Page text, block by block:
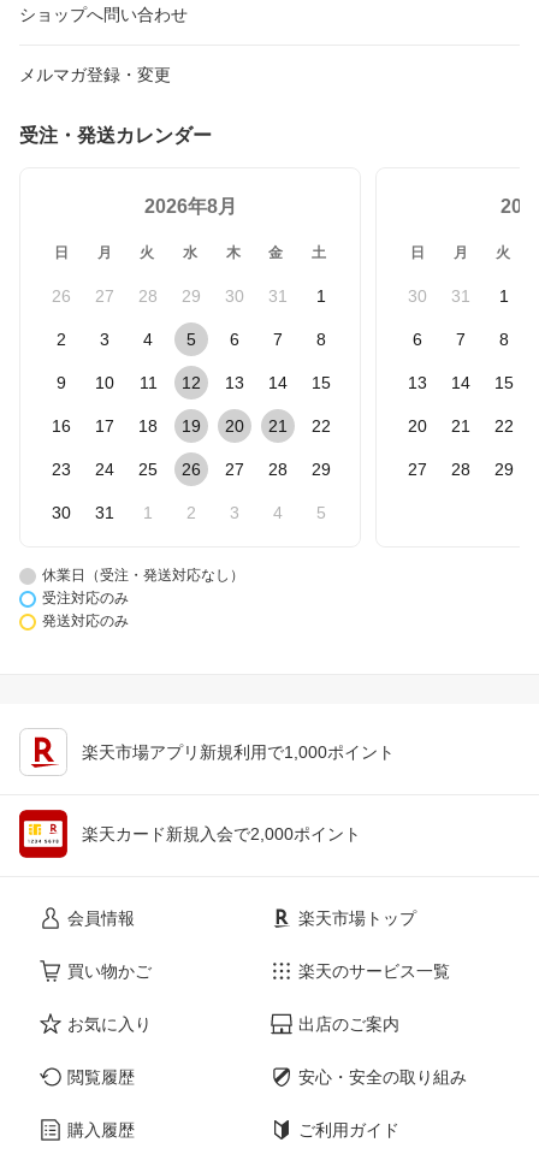
ショップへ問い合わせ
メルマガ登録・変更
受注・発送カレンダー
2026年8月
日 月 火 水 木 金 土
26 27 28 29 30 31 1
2 3 4 5 6 7 8
9 10 11 12 13 14 15
16 17 18 19 20 21 22
23 24 25 26 27 28 29
30 31 1 2 3 4 5
日 月 火
30 31 1
6 7 8
13 14 15
20 21 22
27 28 29
休業日（受注・発送対応なし）
受注対応のみ
発送対応のみ
楽天市場アプリ新規利用で1,000ポイント
楽天カード新規入会で2,000ポイント
会員情報
買い物かご
お気に入り
閲覧履歴
購入履歴
楽天市場トップ
楽天のサービス一覧
出店のご案内
安心・安全の取り組み
ご利用ガイド